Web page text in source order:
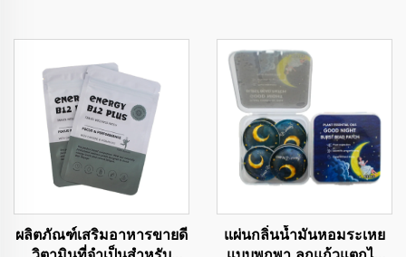
ผลิตภัณฑ์เสริมอาหารขายดี
แผ่นกลิ่นน้ำมันหอมระเหย